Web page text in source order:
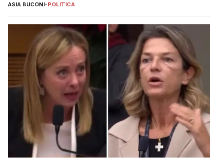
ASIA BUCONI-POLITICA